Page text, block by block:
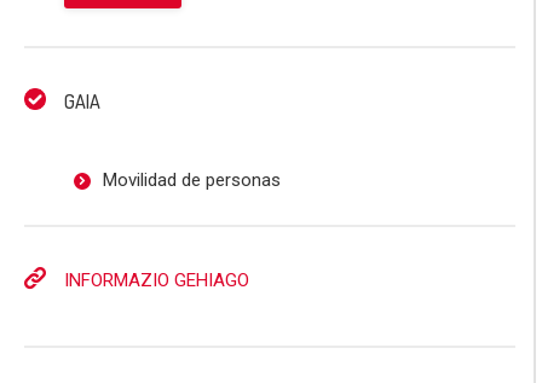
GAIA
Movilidad de personas
INFORMAZIO GEHIAGO